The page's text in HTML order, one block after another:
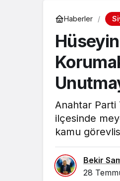
Haberler
Anahtar Parti
ilçesinde
kamu
Bekir
28